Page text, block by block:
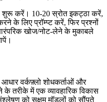
से शुरू करें। 10-20 स्रोत इकट्ठा करें,
के लिए प्रॉम्प्ट करें, फिर प्रश्नों
खोज/नोट-लेने के मुकाबले
वर्कफ़्लो शोधकर्ताओं और
तरीके में एक व्यावहारिक विकास
को सक्षम मॉडलों को सौंपते